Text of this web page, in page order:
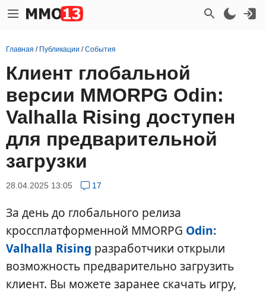
Главная / Публикации /События
Клиент глобальной
версии MMORPG Odin:
Valhalla Rising доступен
для предварительной
загрузки
28.04.2025 13:05 17
За день до глобального релиза
кроссплатформенной MMORPG Odin:
Valhalla Rising разработчики открыли
возможность предварительно загрузить
клиент. Вы можете заранее скачать игру,